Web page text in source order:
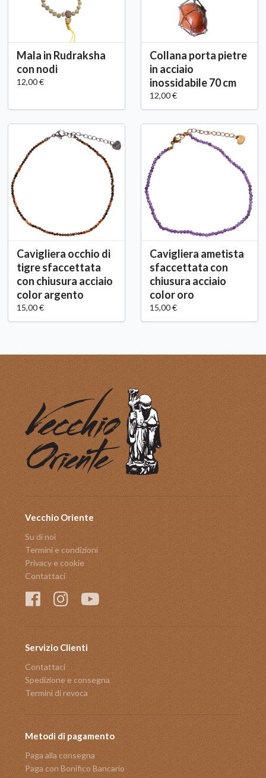
Mala in Rudraksha
con nodi
12,00 €
Collana porta pietre
in acciaio
inossidabile 70 cm
12,00 €
Cavigliera occhio di
tigre sfaccettata
con chiusura acciaio
color argento
15,00 €
Cavigliera ametista
sfaccettata con
chiusura acciaio
color oro
15,00 €
Vecchio Oriente
Su di noi
Termini e condizioni
Privacy e cookie
Contattaci
Servizio Clienti
Contattaci
Spedizione e consegna
Termini di revoca
Metodi di pagamento
Paga alla consegna
Paga con Bonifico Bancario